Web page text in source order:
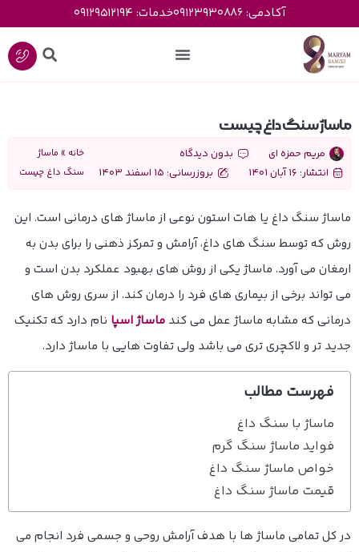
آکادمی: 09123930886 خدمات: 09129512194
ماساژ سنگ داغ چیست
مریم حمزه ای
بدون دیدگاه
انتشار: 16 آبان 1401 بروزرسانی: 15 اسفند 1403
خانه » ماساژ
سنگ داغ چیست
ماساژ سنگ داغ یا هات استون نوعی از ماساژ های درمانی است. این
روش که توسط سنگ های داغ، آرامش و تمرکز ذهنی را برای بدن به
ارمغان می آورد. ماساژ یکی از روش های بهبود عملکرد بدن است و
می تواند برخی از بیماری های فرد را درمان کند. از سری روش های
درمانی که مشابه ماساژ عمل می کند ماساژ اسپا نام دارد که تکنیک
جدید تر و لاکچری تری می باشد ولی تفاوت هایی با ماساژ دارد.
فهرست مطالب
ماساژ با سنگ داغ
فواید ماساژ سنگ گرم
خواص ماساژ سنگ داغ
قیمت ماساژ سنگ داغ
در کل تمامی ماساژ ها با هدف آرامش روحی و جسمی فرد انجام می